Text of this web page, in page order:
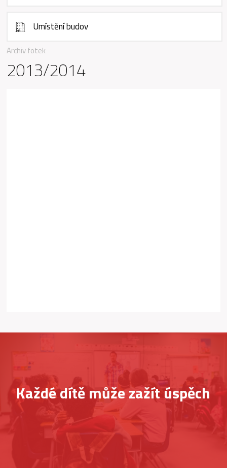
Archiv fotek
2013/2014
Umístění budov
Každé dítě může zažít úspěch